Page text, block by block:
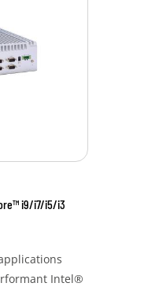
i9/i7/i5/i3
Intel®